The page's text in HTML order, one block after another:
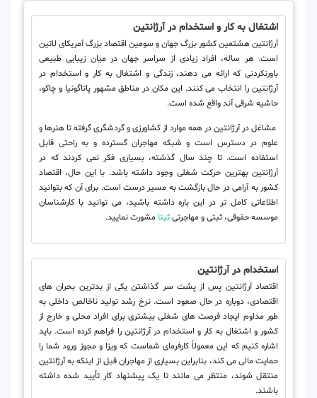
اشتغال به کار و استخدام در آرژانتین
آرژانتین هشتمین کشور بزرگ جهان و سومین اقتصاد بزرگ آمریکای لاتین
است. هر ساله، افراد زیادی از سراسر جهان در میان زیبایی طبیعی
باورنکردنی که ارائه می دهند، زندگی و اشتغال به کار و استخدام در
آرژانتین را انتخاب می کنند. این مکان در مناطق مشهور پاتاگونیا و چاکو،
حاشیه شرقی آند واقع شده است.
مشاغل در آرژانتین در همه موارد از کشاورزی و گردشگری گرفته تا هنرها و
علوم در دسترس است و شبکه مهاجران گسترده و به راحتی قابل
استفاده است. تا چند سال گذشته، بسیاری فکر نمی کردند که در
آرژانتین بهترین حرکت شغلی وجود داشته باشد. با این حال، اقتصاد
کشور به آرامی در حال بازگشت به مسیر درست است. برای آن که بتوانید
اطلاعاتی کامل تر در این باره داشته باشید، می توانید با کارشناسان
موسسه حقوقی، ثبتی و مهاجرتیثبتا مشورت نمایید.
استخدام در آرژانتین
اقتصاد آرژانتین پس از پشت سر گذاشتن یکی از بدترین بحران های
اقتصادی، دوباره در حال صعود است. نرخ رشد تولید ناخالص داخلی به
طور مداوم ایجاد فرصت های شغلی بیشتری برای افراد محلی و خارج از
کشور و اشتغال به کار و استخدام در آرژانتین را فراهم کرده است. باید
اشاره کنیم که این معمولاً کارفرمای شماست که ویزا و مجوز ورود شما را
حمایت مالی می کند، بنابراین بسیاری از مهاجران قبل از اینکه به آرژانتین
منتقل شوند، منتظر می مانند تا یک پیشنهاد کار تأیید شده داشته
باشند.